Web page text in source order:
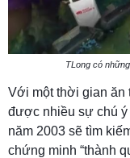
TLong có
Với một thời gian ăn
được nhiều sự chú ý
năm 2003 sẽ tìm
chứng minh “thành